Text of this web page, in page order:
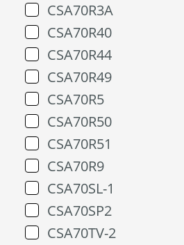
CSA70R3A
CSA70R40
CSA70R44
CSA70R49
CSA70R5
CSA70R50
CSA70R51
CSA70R9
CSA70SL-1
CSA70SP2
CSA70TV-2